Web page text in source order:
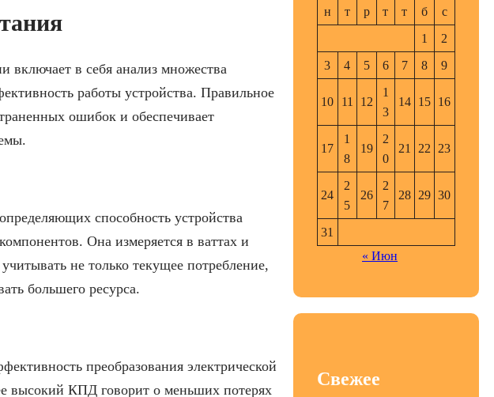
включает в себя анализ множества
работы устройства. Правильное
ошибок и обеспечивает
способность устройства
Она измеряется в ваттах и
не только текущее потребление,
большего ресурса.
преобразования электрической
высокий КПД говорит о меньших потерях
н
т
р
т
т
б
с
1
2
3
4 5 6 7 8 9
10 11 12
1
3
14 15 16
17
1
8
19
2
0
21 22 23
24
2
5
26
2
7
28 29 30
31
« Июн
Свежее